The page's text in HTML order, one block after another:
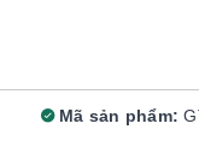
Mã sản phẩm: